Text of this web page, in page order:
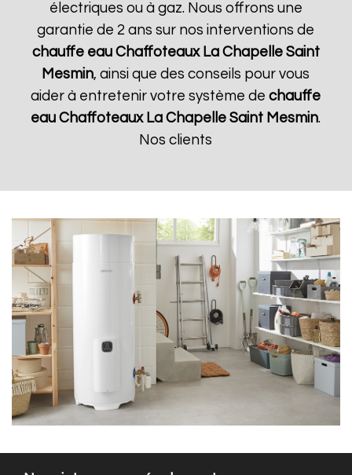
électriques ou à gaz. Nous offrons une
garantie de 2 ans sur nos interventions de
chauffe eau Chaffoteaux La Chapelle Saint
Mesmin, ainsi que des conseils pour vous
aider à entretenir votre système dechauffe
eau Chaffoteaux La Chapelle Saint Mesmin.
Nos clients